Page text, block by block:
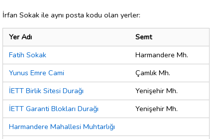
İrfan Sokak ile aynı posta kodu olan yerler:
Yer Adı
Semt
Fatih Sokak
Harmandere Mh.
Yunus Emre Cami
Çamlık Mh.
İETT Birlik Sitesi Durağı
Yenişehir Mh.
İETT Garanti Blokları Durağı
Yenişehir Mh.
Harmandere Mahallesi Muhtarlığı